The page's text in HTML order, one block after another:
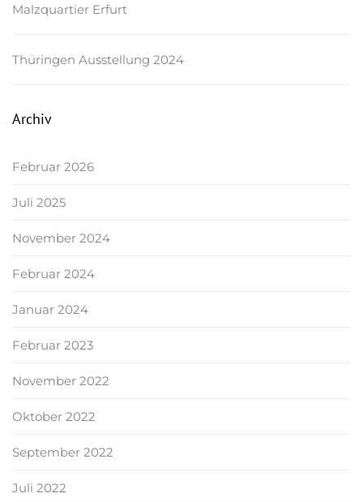
Malzquartier Erfurt
Thüringen Ausstellung 2024
Archiv
Februar 2026
Juli 2025
November 2024
Februar 2024
Januar 2024
Februar 2023
November 2022
Oktober 2022
September 2022
Juli 2022